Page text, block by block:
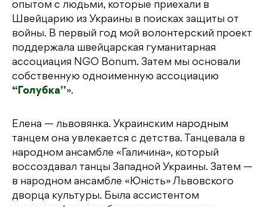
опытом с людьми, которые приехали в
Швейцарию из Украины в поисках защиты от
войны. В первый год мой волонтерский проект
поддержала швейцарская гуманитарная
ассоциация NGO Bonum. Затем мы основали
собственную одноименную ассоциацию
“Голубка”».
Елена — львовянка. Украинским народным
танцем она увлекается с детства. Танцевала в
народном ансамбле «Галичина», который
воссоздавал танцы Западной Украины. Затем —
в народном ансамбле «Юнiсть» Львовского
дворца культуры. Была ассистентом